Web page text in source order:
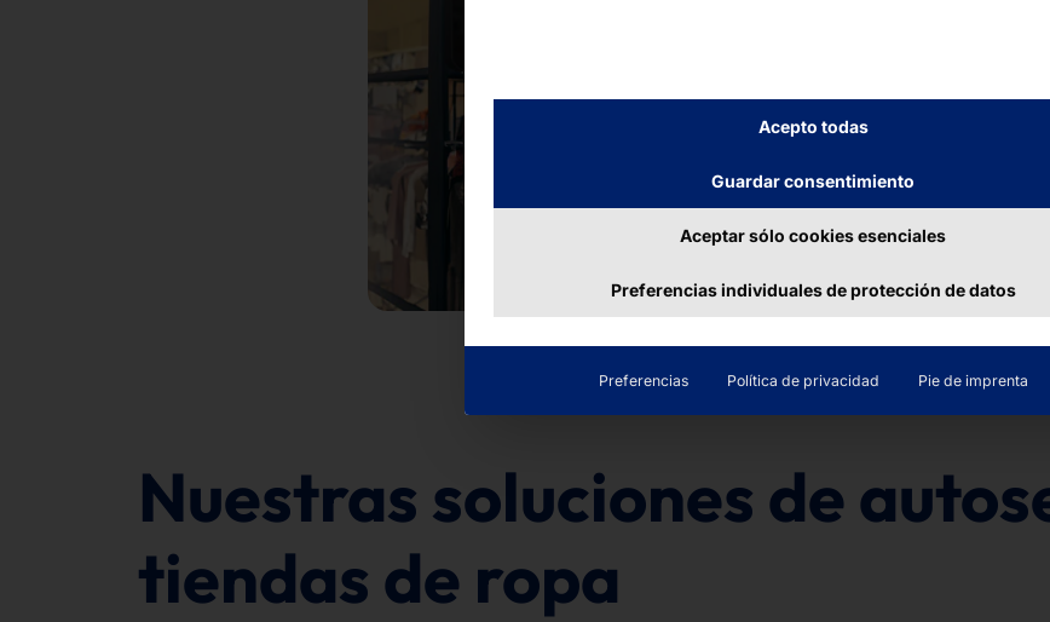
Nuestras soluciones de
tiendas de ropa
Acepto todas
Guardar consentimiento
Aceptar sólo cookies esenciales
Preferencias individuales de protección de datos
Preferencias Política de privacidad Pie de imprenta